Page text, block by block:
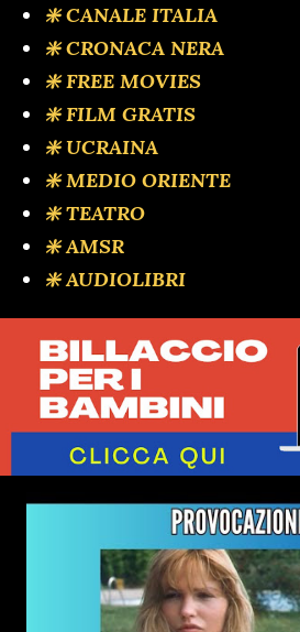
❇️ CANALE ITALIA
❇️ CRONACA NERA
❇️ FREE MOVIES
❇️ FILM GRATIS
❇️ UCRAINA
❇️ MEDIO ORIENTE
❇️ TEATRO
❇️ AMSR
❇️ AUDIOLIBRI